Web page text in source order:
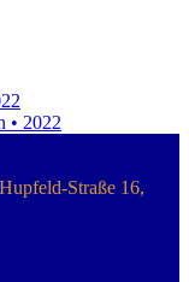
• 2022
Straße 16,